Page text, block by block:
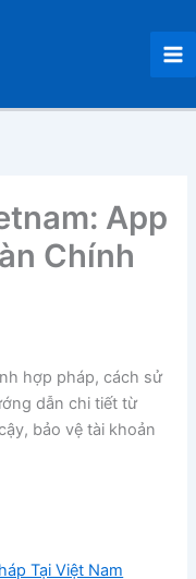
App
Chính
hợp pháp, cách sử
dẫn chi tiết từ
bảo vệ tài khoản
Tại Việt Nam